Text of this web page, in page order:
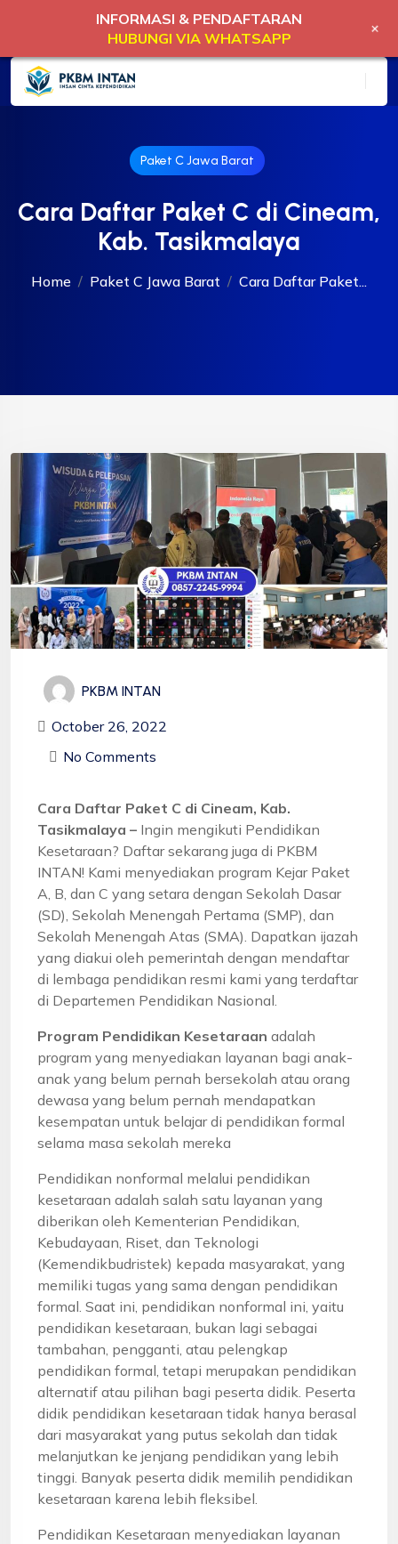
Paket C Jawa Barat
Cara Daftar Paket C di Cineam,
Kab. Tasikmalaya
Home Paket C Jawa Barat Cara Daftar Paket...
PKBM INTAN
October 26, 2022
No Comments
Cara Daftar Paket C di Cineam, Kab.
Tasikmalaya – Ingin mengikuti Pendidikan
Kesetaraan? Daftar sekarang juga di PKBM
INTAN! Kami menyediakan program Kejar Paket
A, B, dan C yang setara dengan Sekolah Dasar
(SD), Sekolah Menengah Pertama (SMP), dan
Sekolah Menengah Atas (SMA). Dapatkan ijazah
yang diakui oleh pemerintah dengan mendaftar
di lembaga pendidikan resmi kami yang terdaftar
di Departemen Pendidikan Nasional.
Program Pendidikan Kesetaraan adalah
program yang menyediakan layanan bagi anak-
anak yang belum pernah bersekolah atau orang
dewasa yang belum pernah mendapatkan
kesempatan untuk belajar di pendidikan formal
selama masa sekolah mereka
Pendidikan nonformal melalui pendidikan
kesetaraan adalah salah satu layanan yang
diberikan oleh Kementerian Pendidikan,
Kebudayaan, Riset, dan Teknologi
(Kemendikbudristek) kepada masyarakat, yang
memiliki tugas yang sama dengan pendidikan
formal. Saat ini, pendidikan nonformal ini, yaitu
pendidikan kesetaraan, bukan lagi sebagai
tambahan, pengganti, atau pelengkap
pendidikan formal, tetapi merupakan pendidikan
alternatif atau pilihan bagi peserta didik. Peserta
didik pendidikan kesetaraan tidak hanya berasal
dari masyarakat yang putus sekolah dan tidak
melanjutkan ke jenjang pendidikan yang lebih
tinggi. Banyak peserta didik memilih pendidikan
kesetaraan karena lebih fleksibel.
Pendidikan Kesetaraan menyediakan layanan
INFORMASI & PENDAFTARAN
HUBUNGI VIA WHATSAPP
+